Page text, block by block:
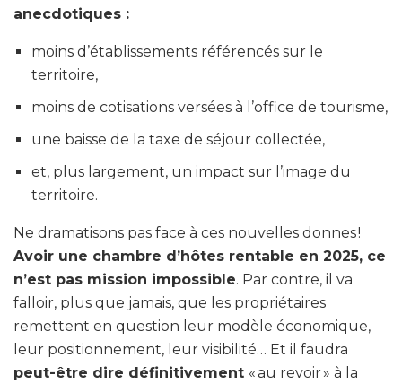
anecdotiques :
moins d’établissements référencés sur le
territoire,
moins de cotisations versées à l’office de tourisme,
une baisse de la taxe de séjour collectée,
et, plus largement, un impact sur l’image du
territoire.
Ne dramatisons pas face à ces nouvelles donnes !
Avoir une chambre d’hôtes rentable en 2025, ce
n’est pas mission impossible. Par contre, il va
falloir, plus que jamais, que les propriétaires
remettent en question leur modèle économique,
leur positionnement, leur visibilité… Et il faudra
peut-être dire définitivement « au revoir » à la